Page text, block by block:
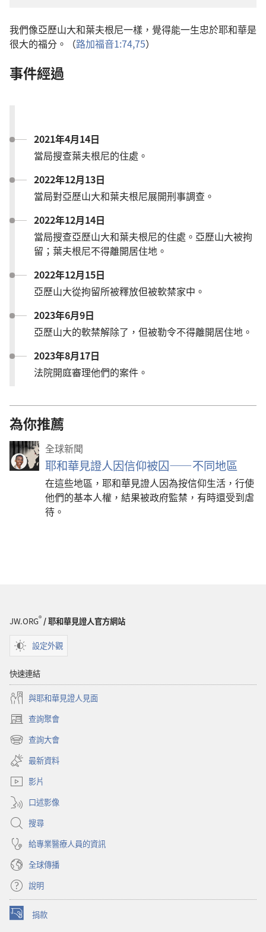
我們像亞歷山大和葉夫根尼一樣，覺得能一生忠於耶和華是
很大的福分。（路加福音1:74,75）
事件經過
2021年4月14日
當局搜查葉夫根尼的住處。
2022年12月13日
當局對亞歷山大和葉夫根尼展開刑事調查。
2022年12月14日
當局搜查亞歷山大和葉夫根尼的住處。亞歷山大被拘
留；葉夫根尼不得離開居住地。
2022年12月15日
亞歷山大從拘留所被釋放但被軟禁家中。
2023年6月9日
亞歷山大的軟禁解除了，但被勒令不得離開居住地。
2023年8月17日
法院開庭審理他們的案件。
為你推薦
全球新聞
耶和華見證人因信仰被囚——不同地區
在這些地區，耶和華見證人因為按信仰生活，行使
他們的基本人權，結果被政府監禁，有時還受到虐
待。
JW.ORG® / 耶和華見證人官方網站
設定外觀
快速連結
與耶和華見證人見面
查詢聚會
（開
啟
新
視
窗）
查詢大會
（開
啟
新
視
最新資料
影片
口述影像
搜尋
給專業醫療人員的資訊
全球傳播
說明
捐款
（開